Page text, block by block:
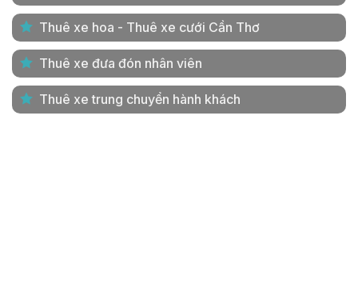
Thuê xe hoa - Thuê xe cưới Cần Thơ
Thuê xe đưa đón nhân viên
Thuê xe trung chuyển hành khách